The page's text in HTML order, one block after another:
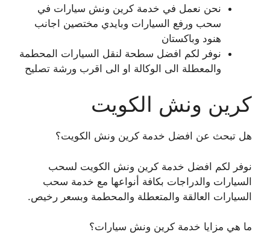
نحن نعمل في خدمة كرين ونش سيارات في
سحب ورفع السيارات وبايدي مختصين اجانب
هنود وباكستان
نوفر لكم افضل سطحة لنقل السيارات المحطمة
والمعطلة الى الوكالة او الى اقرب ورشة تصليح
كرين ونش الكويت
هل تبحث عن افضل خدمة كرين ونش الكويت؟
نوفر لكم افضل خدمة كرين ونش الكويت لسحب
السيارات والدراجات بكافة أنواعها مع خدمة سحب
السيارات العالقة والمتعطلة والمحطمة وبسعر رخيص.
ما هي مزايا خدمة كرين ونش سيارات؟